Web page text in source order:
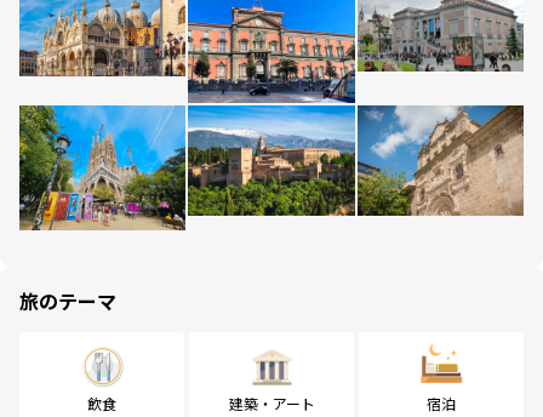
旅のテーマ
飲食 建築・アート 宿泊